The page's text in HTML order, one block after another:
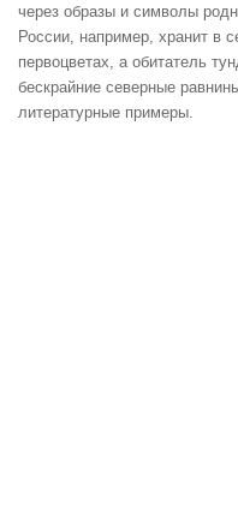
через образы и символы
России, например, хранит в
первоцветах, а обитатель
бескрайние северные
литературные примеры.